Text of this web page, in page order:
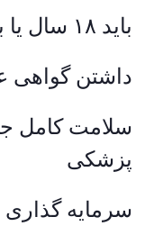
باید ۱۸ سال یا بیشتر داشته باشید
داشتن گواهی
سلامت کامل
پزشکی
سرمایه گذاری